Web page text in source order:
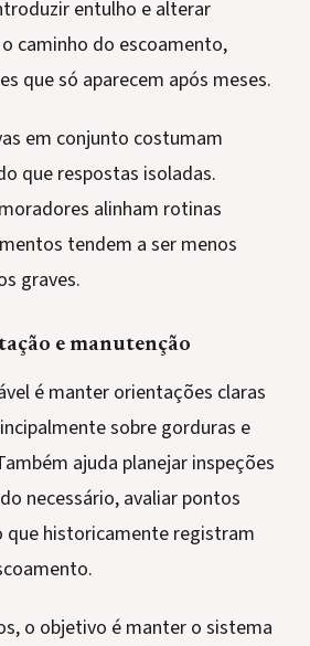
entulho e alterar
caminho do escoamento,
que só aparecem após meses.
em conjunto costumam
que respostas isoladas.
alinham rotinas
tendem a ser menos
graves.
e manutenção
é manter orientações claras
sobre gorduras e
ajuda planejar inspeções
necessário, avaliar pontos
historicamente registram
o objetivo é manter o sistema